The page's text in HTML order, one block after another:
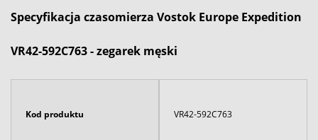
Specyfikacja czasomierza Vostok Europe Expedition
VR42-592C763 - zegarek męski
Kod produktu VR42-592C763